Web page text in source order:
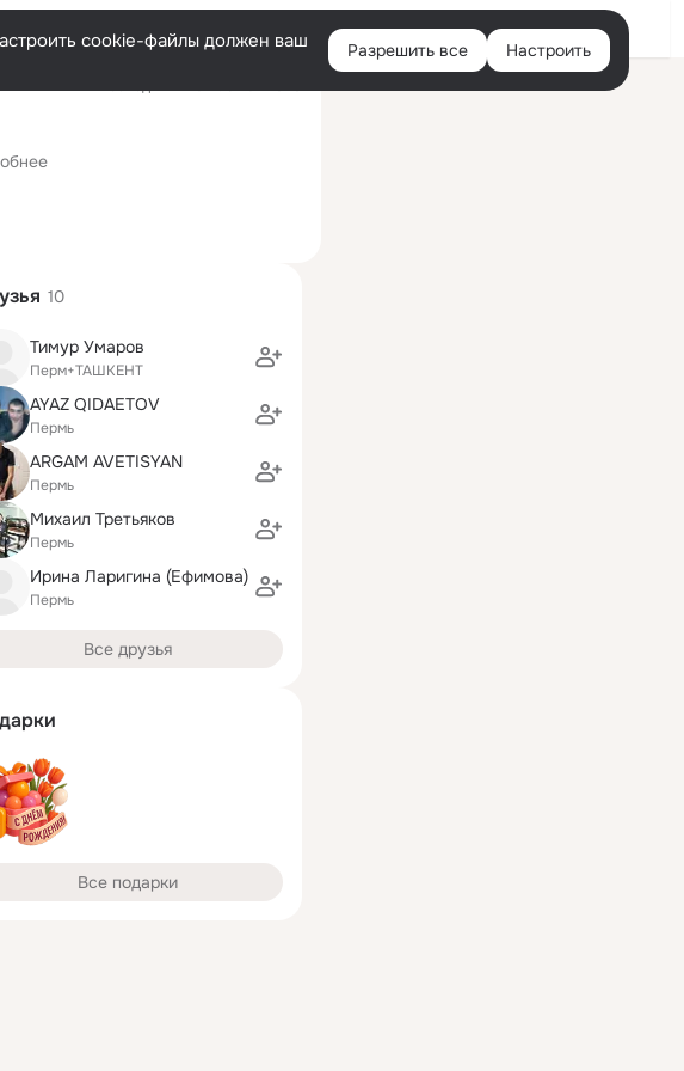
Войти
cookie-файлы должен ваш
Разрешить все Настроить
10
Тимур Умаров
Перм+ТАШКЕНТ
AYAZ QIDAETOV
Пермь
ARGAM AVETISYAN
Пермь
Михаил Третьяков
Пермь
Ирина Ларигина (Ефимова)
Пермь
Все друзья
Все подарки